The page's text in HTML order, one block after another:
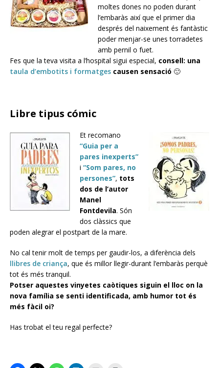
moltes dones no poden durant
l’embaràs així que el primer dia
després del naixement és fantàstic
poder menjar-se unes torradetes
amb pernil o fuet.
Fes que la teva visita a l’hospital sigui especial, consell: una
taula d’embotits i formatges causen sensació 🙂
Libre tipus cómic
Et recomano
“Guia per a
pares inexperts”
i “Som pares, no
persones”, tots
dos de l’autor
Manel
Fontdevila. Són
dos clàssics que
poden alegrar el postpart de la mare.
No cal tenir molt de temps per gaudir-los, a diferència dels
llibres de criança, que és millor llegir-durant l’embaràs perquè
tot és més tranquil.
Potser aquestes vinyetes caòtiques siguin el lloc on la
nova família se senti identificada, amb humor tot és
més fàcil oi?
Has trobat el teu regal perfecte?